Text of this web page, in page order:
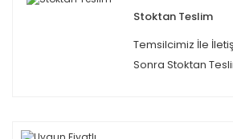
Stoktan Teslim
Temsilcimiz İle
Sonra Stoktan